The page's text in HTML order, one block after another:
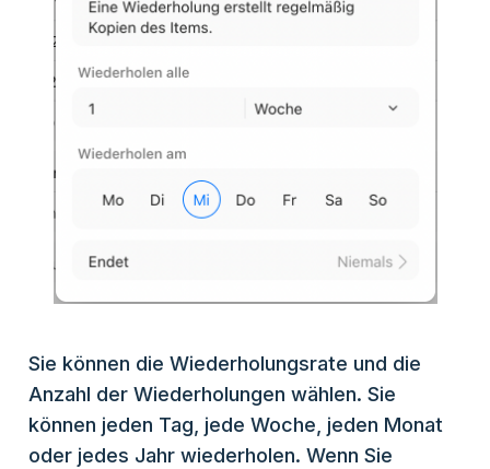
Sie können die Wiederholungsrate und die
Anzahl der Wiederholungen wählen. Sie
können jeden Tag, jede Woche, jeden Monat
oder jedes Jahr wiederholen. Wenn Sie